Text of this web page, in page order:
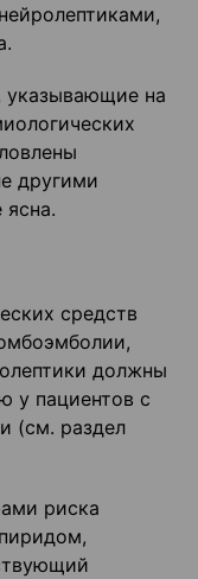
указывающие на
другими
ясна.
средств
должны
у пациентов с
(см. раздел
риска